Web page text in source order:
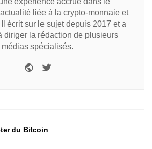
liée à la crypto-monnaie et
écrit sur le sujet depuis 2017 et a
diriger la rédaction de plusieurs
médias spécialisés.
du Bitcoin